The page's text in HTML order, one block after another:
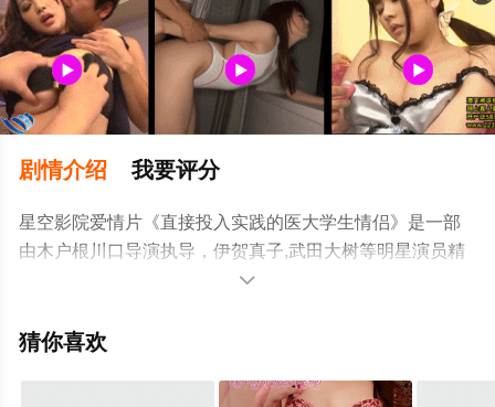
剧情介绍 我要评分
星空影院爱情片《直接投入实践的医大学生情侣》是一部
由木户根川口导演执导，伊贺真子,武田大树等明星演员精
彩演绎的日本电影，手机免费观看高清未删减完整版电影
视猫或剧情网等平台了解。

猜你喜欢